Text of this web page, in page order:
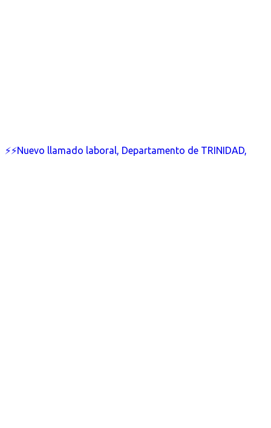
⚡⚡Nuevo llamado laboral, Departamento de TRINIDAD,